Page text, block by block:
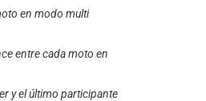
en modo multi
entre cada moto en
y el último participante